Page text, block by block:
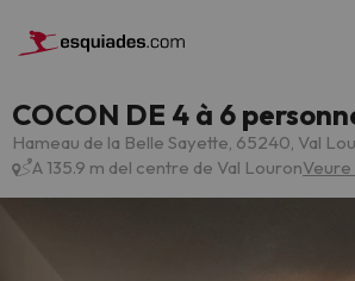
COCON DE 4 à 6
Hameau de la Belle Sayette, 65240, Val
A 135.9 m del centre de Val LouronVeure